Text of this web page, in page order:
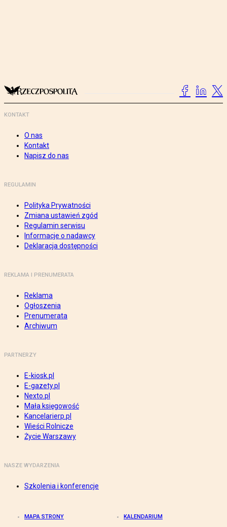
KONTAKT
O nas
Kontakt
Napisz do nas
REGULAMIN
Polityka Prywatności
Zmiana ustawień zgód
Regulamin serwisu
Informacje o nadawcy
Deklaracja dostępności
REKLAMA I PRENUMERATA
Reklama
Ogłoszenia
Prenumerata
Archiwum
PARTNERZY
E-kiosk.pl
E-gazety.pl
Nexto.pl
Mała księgowość
Kancelarierp.pl
Wieści Rolnicze
Życie Warszawy
NASZE WYDARZENIA
Szkolenia i konferencje
MAPA STRONY KALENDARIUM